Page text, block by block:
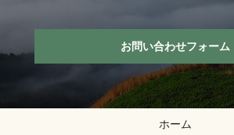
お問い合わせフォーム
ホーム